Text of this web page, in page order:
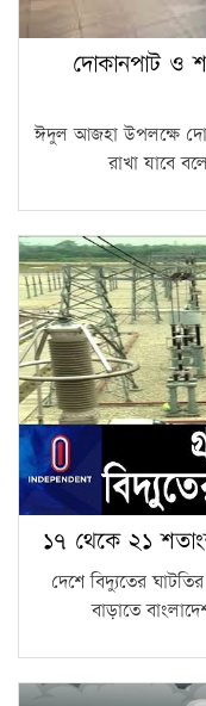
দোকানপাট ও
ঈদুল আজহা উপলক্ষে
রাখা যাবে
১৭ থেকে ২১
দেশে বিদ্যুতের
বাড়াতে